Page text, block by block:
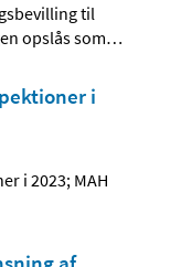
til
opslås som…
i
i 2023; MAH